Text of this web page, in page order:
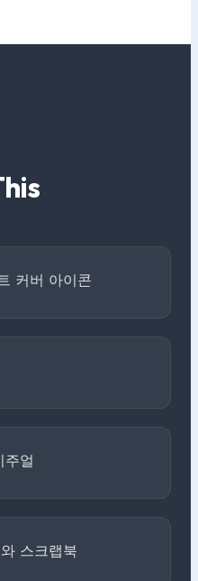
커버 아이콘
주얼
스크랩북